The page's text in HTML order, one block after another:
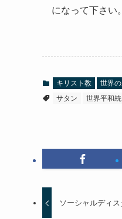
になって下さい。
キリスト教 世界
サタン
世界平和
ソーシャルディ